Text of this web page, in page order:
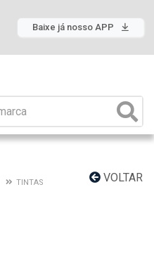
Baixe já nosso APP
VOLTAR
TINTAS